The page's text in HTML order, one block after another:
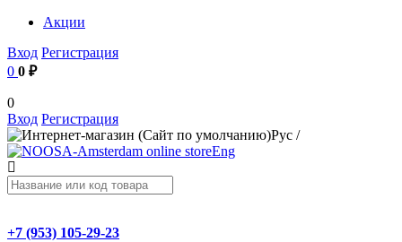
Акции
Вход Регистрация
0 0 ₽
0
Вход Регистрация
Рус /
Eng
+7 (953) 105-29-23